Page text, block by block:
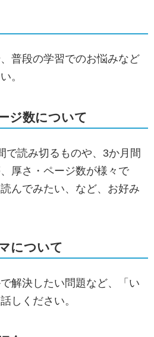
普段の学習でのお悩みなど
。
ジ数について
で読み切るものや、3か月間
厚さ・ページ数が様々で
んでみたい、など、お好み
について
解決したい問題など、「い
しください。